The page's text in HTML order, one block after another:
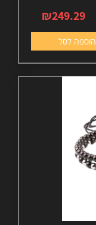
₪249.29
הוספה לסל